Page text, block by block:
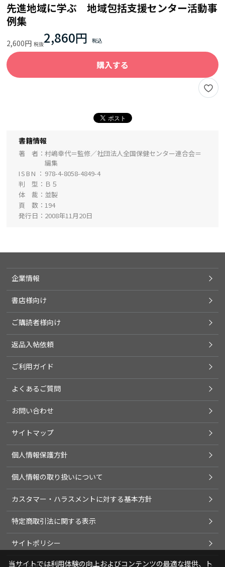
先進地域に学ぶ 地域包括支援センター活動事
例集
2,600円 2,860円
購入する
書籍情報
著 者
村嶋幸代＝監修／社団法人全国保健センター連合会＝
編集
ISBN
978-4-8058-4849-4
判 型
Ｂ５
体 裁
並製
頁 数
194
発行日
2008年11月20日
企業情報
書店様向け
ご購読者様向け
返品入帖依頼
ご利用ガイド
よくあるご質問
お問い合わせ
サイトマップ
個人情報保護方針
個人情報の取り扱いについて
カスタマー・ハラスメントに対する基本方針
特定商取引法に関する表示
サイトポリシー
ソーシャルメディアポリシー
当サイトでは利用体験の向上およびコンテンツの最適な提供、ト